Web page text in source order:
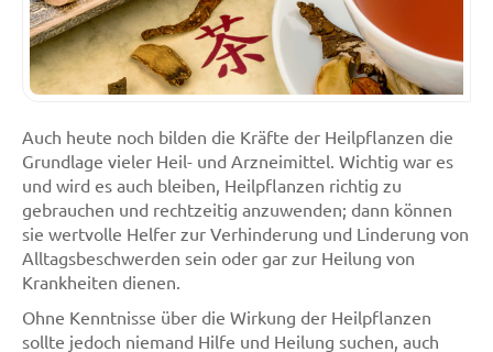
Auch heute noch bilden die Kräfte der Heilpflanzen die
Grundlage vieler Heil- und Arzneimittel. Wichtig war es
und wird es auch bleiben, Heilpflanzen richtig zu
gebrauchen und rechtzeitig anzuwenden; dann können
sie wertvolle Helfer zur Verhinderung und Linderung von
Alltagsbeschwerden sein oder gar zur Heilung von
Krankheiten dienen.
Ohne Kenntnisse über die Wirkung der Heilpflanzen
sollte jedoch niemand Hilfe und Heilung suchen, auch